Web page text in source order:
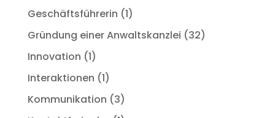
Geschäftsführerin (1)
Gründung einer Anwaltskanzlei (32)
Innovation (1)
Interaktionen (1)
Kommunikation (3)